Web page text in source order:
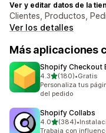
Ver y editar datos de la
Clientes, Productos,
Ver los detalles
Más aplicaciones
Shopify Checkout
4.3de 5 estrellas
(180)
180 reseñas en total
•Gratis
Personaliza tus
del pedido
Shopify Collabs
4.0de 5 estrellas
(384)
384 reseñas en total
•
Trabaja con